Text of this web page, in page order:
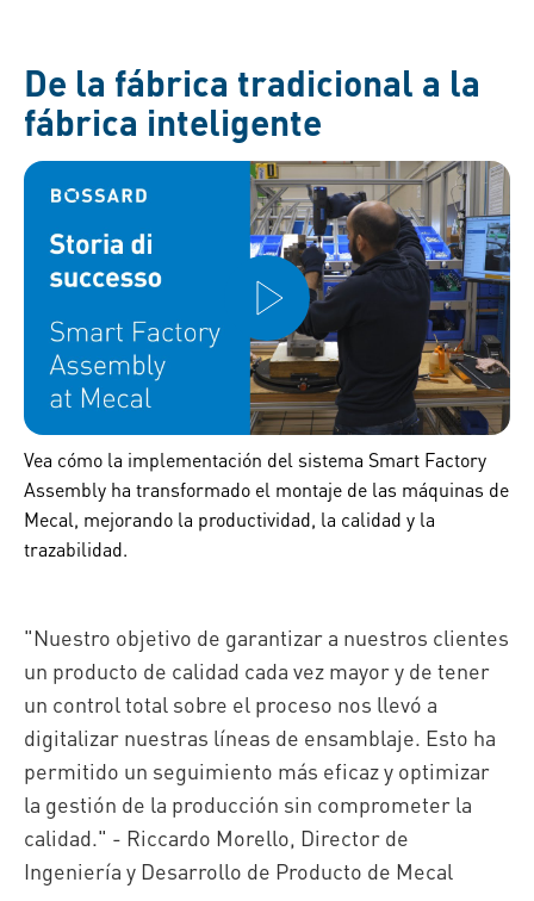
De la fábrica tradicional a la
fábrica inteligente
Vea cómo la implementación del sistema Smart Factory
Assembly ha transformado el montaje de las máquinas de
Mecal, mejorando la productividad, la calidad y la
trazabilidad.
"Nuestro objetivo de garantizar a nuestros clientes
un producto de calidad cada vez mayor y de tener
un control total sobre el proceso nos llevó a
digitalizar nuestras líneas de ensamblaje. Esto ha
permitido un seguimiento más eficaz y optimizar
la gestión de la producción sin comprometer la
calidad." - Riccardo Morello, Director de
Ingeniería y Desarrollo de Producto de Mecal